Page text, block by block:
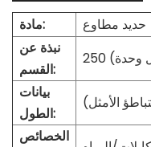
مادة:
حديد مطاوع
نبذة عن
القسم:
بيانات
الطول:
الخصائص